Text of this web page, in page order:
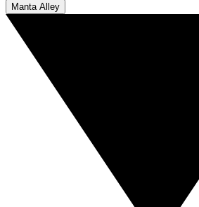
Manta Alley